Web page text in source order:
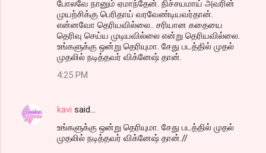
போலவே நானும் ஏமாந்தேன். நிச்சயமாய் அவரின்
முயற்சிக்கு பெரிதாய் வரவேண்டியவர்தான்.
என்னவோ தெரியவில்லை.. சரியான கதையை
தெரிவு செய்ய முடியவில்லை என்று தெரியவில்லை.
உங்களுக்கு ஒன்று தெரியுமா. சேது படத்தில் முதல்
முதலில் நடித்தவர் விக்னேஷ் தான்.
4:25 PM
kavi said…
உங்களுக்கு ஒன்று தெரியுமா. சேது படத்தில் முதல்
முதலில் நடித்தவர் விக்னேஷ் தான்.//